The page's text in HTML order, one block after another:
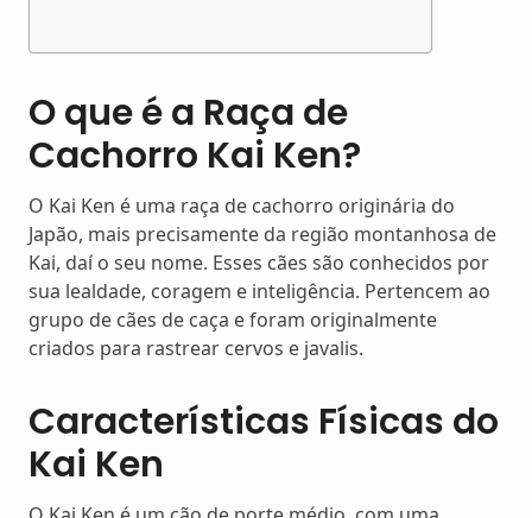
O que é a Raça de
Cachorro Kai Ken?
O Kai Ken é uma raça de cachorro originária do
Japão, mais precisamente da região montanhosa de
Kai, daí o seu nome. Esses cães são conhecidos por
sua lealdade, coragem e inteligência. Pertencem ao
grupo de cães de caça e foram originalmente
criados para rastrear cervos e javalis.
Características Físicas do
Kai Ken